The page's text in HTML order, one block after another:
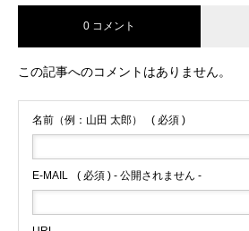
0 コメント
この記事へのコメントはありません。
名前（例：山田 太郎） ( 必須 )
E-MAIL ( 必須 ) - 公開されません -